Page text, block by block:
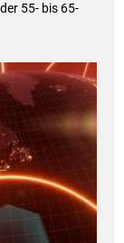
55- bis 65-